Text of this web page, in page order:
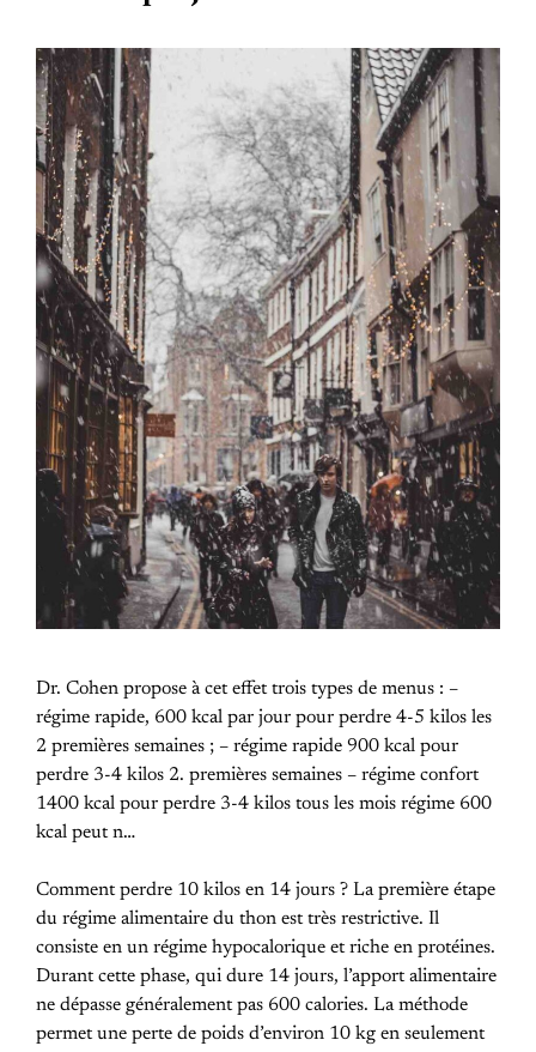
Dr. Cohen propose à cet effet trois types de menus : –
régime rapide, 600 kcal par jour pour perdre 4-5 kilos les
2 premières semaines ; – régime rapide 900 kcal pour
perdre 3-4 kilos 2. premières semaines – régime confort
1400 kcal pour perdre 3-4 kilos tous les mois régime 600
kcal peut n…
Comment perdre 10 kilos en 14 jours ? La première étape
du régime alimentaire du thon est très restrictive. Il
consiste en un régime hypocalorique et riche en protéines.
Durant cette phase, qui dure 14 jours, l’apport alimentaire
ne dépasse généralement pas 600 calories. La méthode
permet une perte de poids d’environ 10 kg en seulement